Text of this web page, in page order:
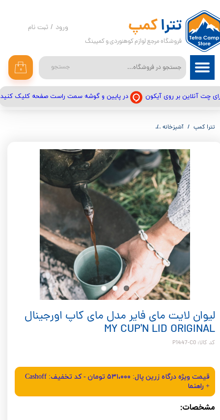
جستجو ۰
ورود / ثبت نام
حساب کاربری من
تغییر گذر واژه
سفارشات
خروج از حساب کاربری
چت آنلاین بر روی آیکون در پایین و گوشه سمت راست صفحه کلیک کنید
تتراکمپ
فروشگاه مرجع لوازم کوهنوردی و کمپینگ
تترا کمپ آشپزخانه
لیوان لایت مای فایر مدل مای کاپ اورجینال
MY CUP'N LID ORIGINAL
کد کالا: P1447-C0
قیمت ویژه درگاه زرین پال: ۵۳۱،۰۰۰ تومان - کد تخفیف: Cashoff
+ راهنما
مشخصات: